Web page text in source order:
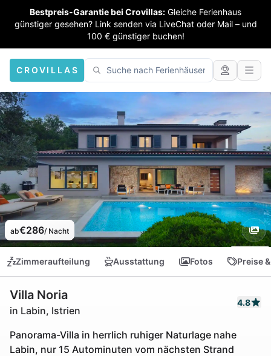
Bestpreis-Garantie bei Crovillas: Gleiche Ferienhaus
günstiger gesehen? Link senden via LiveChat oder Mail – und
100 € günstiger buchen!
CROVILLAS
ab€286/ Nacht
Zimmeraufteilung Ausstattung Fotos Preise
Villa Noria
in Labin, Istrien
4.8
Panorama-Villa in herrlich ruhiger Naturlage nahe
Labin, nur 15 Autominuten vom nächsten Strand